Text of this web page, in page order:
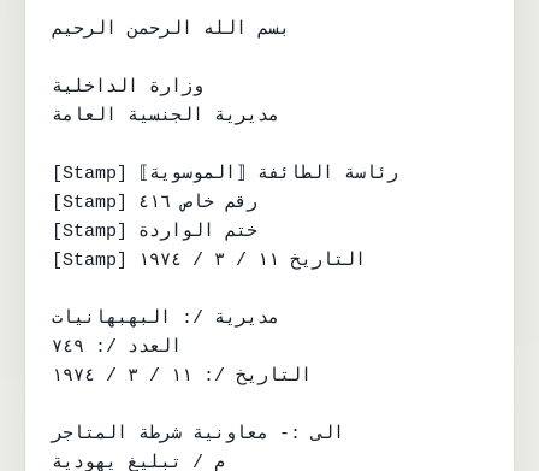
بسم الله الرحمن الرحيم
وزارة الداخلية
مديرية الجنسية العامة
[Stamp] رئاسة الطائفة ⟦الموسوية⟧
[Stamp] رقم خاص ٤١٦
[Stamp] ختم الواردة
[Stamp] التاريخ ١١ / ٣ / ١٩٧٤
مديرية /: البهبهانيات
العدد /: ٧٤٩
التاريخ /: ١١ / ٣ / ١٩٧٤
الى :- معاونية شرطة المتاجر
م / تبليغ يهودية